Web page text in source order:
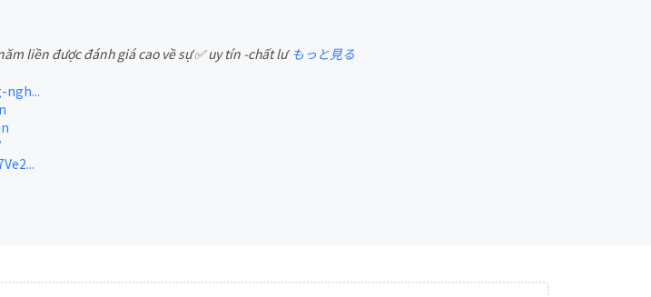
舞台・パフォーマンス
liền được đánh giá cao về sự ✅ uy tín -chất lư もっと見る
ngh...